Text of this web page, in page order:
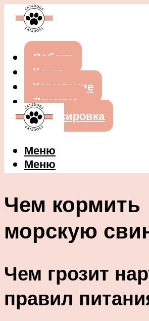
Собаки
Кошки
Кормление
Лечение
Дрессировка
Меню
Меню
Чем кормить
морскую
Чем грозит
правил